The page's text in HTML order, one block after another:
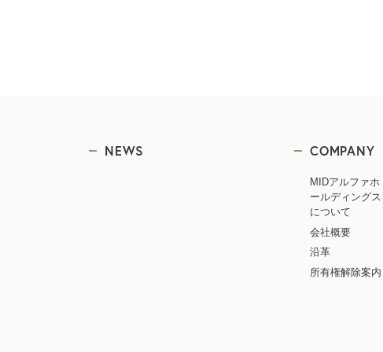
NEWS COMPANY
MIDアルファホ
ールディングス
について
会社概要
沿革
所有権解除案内